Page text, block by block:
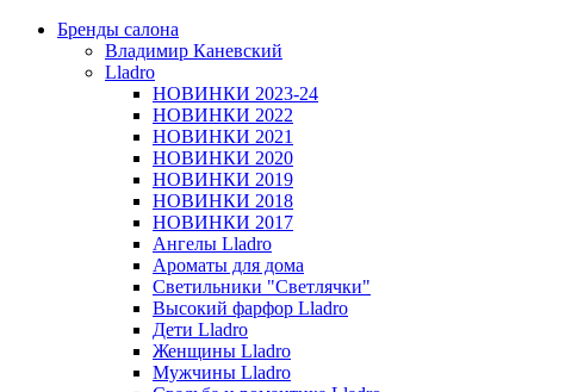
Бренды салона
Владимир Каневский
Lladro
НОВИНКИ 2023-24
НОВИНКИ 2022
НОВИНКИ 2021
НОВИНКИ 2020
НОВИНКИ 2019
НОВИНКИ 2018
НОВИНКИ 2017
Ангелы Lladro
Ароматы для дома
Светильники "Светлячки"
Высокий фарфор Lladro
Дети Lladro
Женщины Lladro
Мужчины Lladro